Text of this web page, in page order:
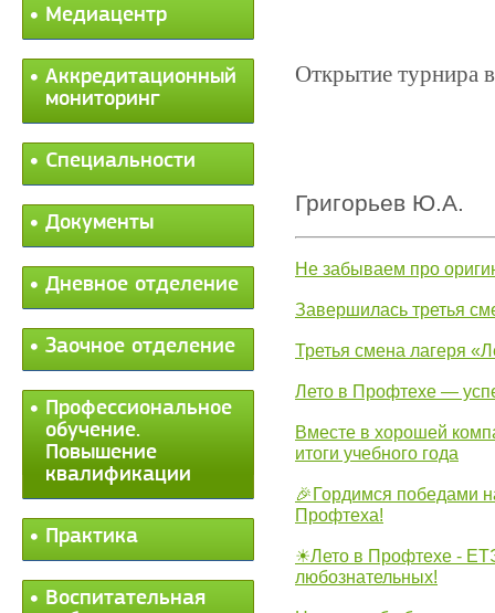
Медиацентр
Аккредитационный
мониторинг
Специальности
Документы
Дневное отделение
Заочное отделение
Профессиональное
обучение.
Повышение
квалификации
Практика
Воспитательная
Открытие турнира
Григорьев Ю.А.
Не забываем про
Завершилась третья
Третья смена лагеря
Лето в Профтехе —
Вместе в хорошей
итоги учебного года
🎉Гордимся победами
Профтеха!
☀Лето в Профтехе -
любознательных!